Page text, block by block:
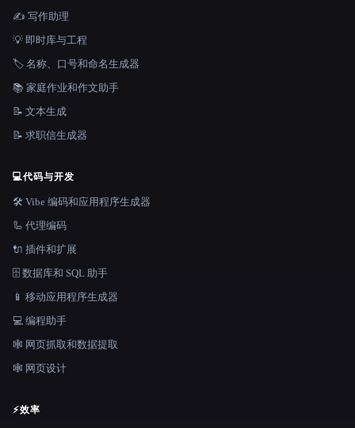
✍️ 写作助理
💡 即时库与工程
🏷️ 名称、口号和命名生成器
📚 家庭作业和作文助手
📝 文本生成
📝 求职信生成器
💻代码与开发
🛠️ Vibe 编码和应用程序生成器
🦾 代理编码
🔌 插件和扩展
🗄️ 数据库和 SQL 助手
📱 移动应用程序生成器
💻 编程助手
🕸️ 网页抓取和数据提取
🕸 网页设计
⚡效率